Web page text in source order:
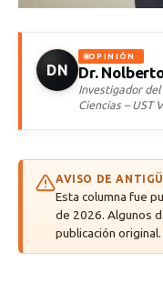
DN Dr.
OPINIÓN
Investigador
Ciencias – UST
AVISO DE
Esta columna fue
de 2026. Algunos
publicación original.